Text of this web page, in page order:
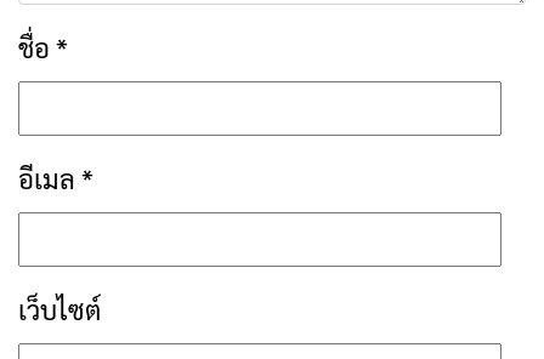
ชื่อ *
อีเมล *
เว็บไซต์